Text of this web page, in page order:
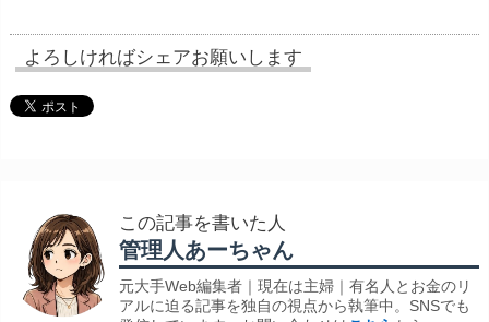
よろしければシェアお願いします
この記事を書いた人
管理人あーちゃん
元大手Web編集者｜現在は主婦｜有名人とお金のリ
アルに迫る記事を独自の視点から執筆中。SNSでも